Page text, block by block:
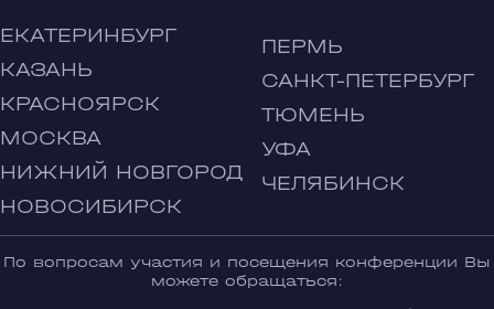
ЕКАТЕРИНБУРГ
КАЗАНЬ
КРАСНОЯРСК
МОСКВА
НИЖНИЙ НОВГОРОД
НОВОСИБИРСК
ПЕРМЬ
САНКТ-ПЕТЕРБУРГ
ТЮМЕНЬ
УФА
ЧЕЛЯБИНСК
По вопросам участия и посещения конференции Вы
можете обращаться: